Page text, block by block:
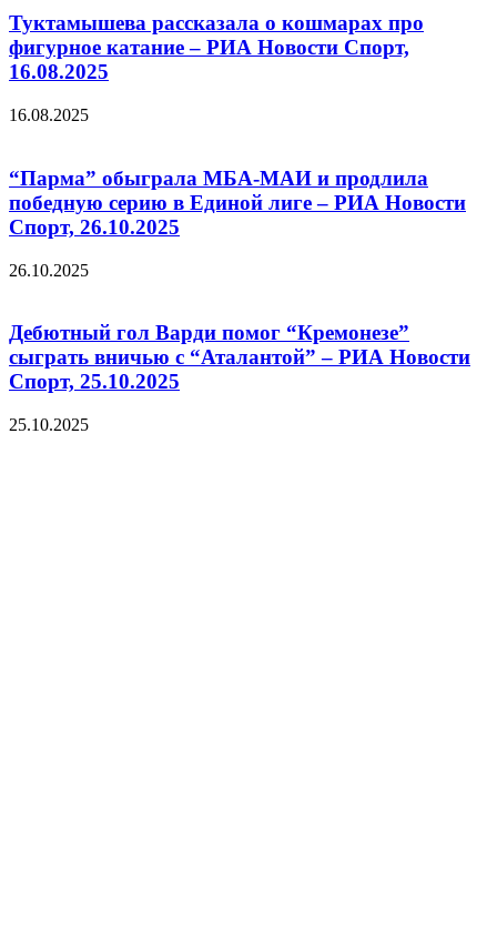
Туктамышева рассказала о кошмарах про
фигурное катание – РИА Новости Спорт,
16.08.2025
16.08.2025
“Парма” обыграла МБА-МАИ и продлила
победную серию в Единой лиге – РИА Новости
Спорт, 26.10.2025
26.10.2025
Дебютный гол Варди помог “Кремонезе”
сыграть вничью с “Аталантой” – РИА Новости
Спорт, 25.10.2025
25.10.2025